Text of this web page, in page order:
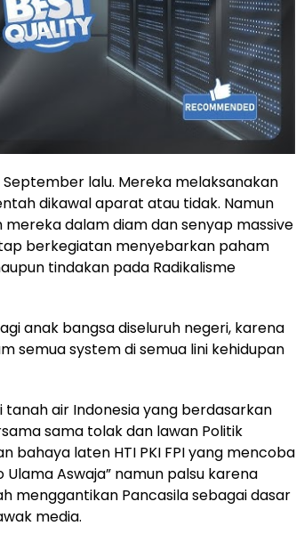
lalu. Mereka melaksanakan
dikawal aparat atau tidak. Namun
dalam diam dan senyap massive
berkegiatan menyebarkan paham
tindakan pada Radikalisme
anak bangsa diseluruh negeri, karena
semua system di semua lini kehidupan
air Indonesia yang berdasarkan
sama tolak dan lawan Politik
bahaya laten HTI PKI FPI yang mencoba
Aswaja” namun palsu karena
menggantikan Pancasila sebagai dasar
media.